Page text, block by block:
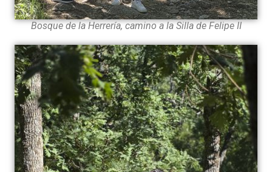
Bosque de la Herrería, camino a la Silla de Felipe II